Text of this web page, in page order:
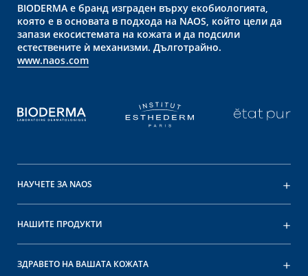
BIODERMA е бранд изграден върху екобиологията,
която е в основата в подхода на NAOS, който цели да
запази екосистемата на кожата и да подсили
естествените ѝ механизми. Дълготрайно.
www.naos.com
НАУЧЕТЕ ЗА NAOS
НАШИТЕ ПРОДУКТИ
ЗДРАВЕТО НА ВАШАТА КОЖАТА